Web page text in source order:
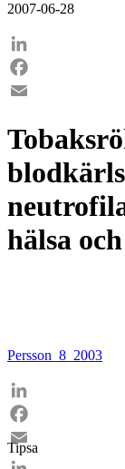
2007-06-28
LinkedIn
Facebook
hälsa
Persson_8_2003
LinkedIn
Facebook
Email
Tipsa